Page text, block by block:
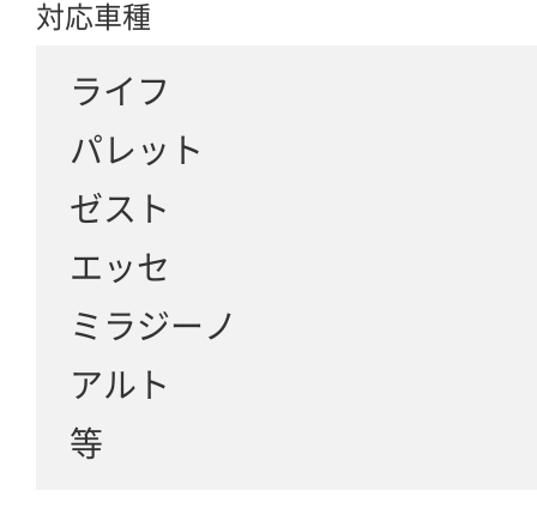
対応車種
ライフ
パレット
ゼスト
エッセ
ミラジーノ
アルト
等